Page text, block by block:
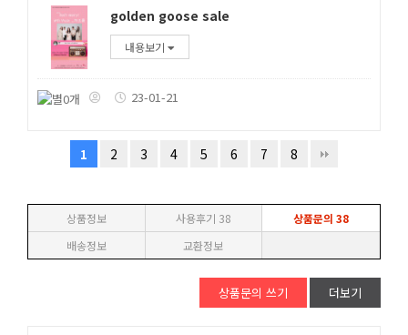
golden goose sale
내용보기
23-01-21
1 2 3 4 5 6 7 8
상품정보 사용후기 38 상품문의38
배송정보
교환정보
상품문의 쓰기 더보기